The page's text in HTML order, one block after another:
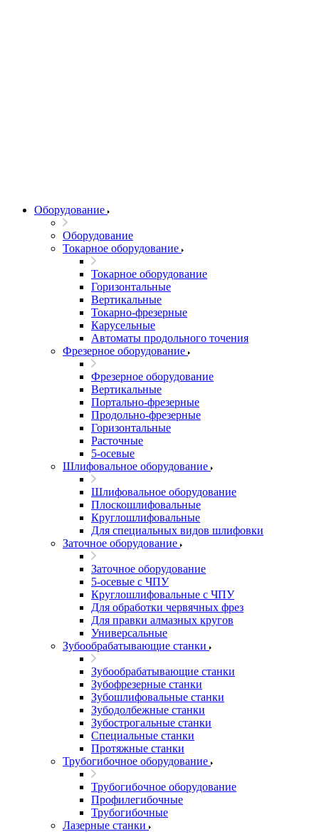
Оборудование
Оборудование
Токарное оборудование
Токарное оборудование
Горизонтальные
Вертикальные
Токарно-фрезерные
Карусельные
Автоматы продольного точения
Фрезерное оборудование
Фрезерное оборудование
Вертикальные
Портально-фрезерные
Продольно-фрезерные
Горизонтальные
Расточные
5-осевые
Шлифовальное оборудование
Шлифовальное оборудование
Плоскошлифовальные
Круглошлифовальные
Для специальных видов шлифовки
Заточное оборудование
Заточное оборудование
5-осевые с ЧПУ
Круглошлифовальные с ЧПУ
Для обработки червячных фрез
Для правки алмазных кругов
Универсальные
Зубообрабатывающие станки
Зубообрабатывающие станки
Зубофрезерные станки
Зубошлифовальные станки
Зубодолбежные станки
Зубострогальные станки
Специальные станки
Протяжные станки
Трубогибочное оборудование
Трубогибочное оборудование
Профилегибочные
Трубогибочные
Лазерные станки